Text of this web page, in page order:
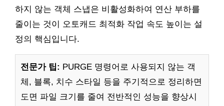
하지 않는 객체 스냅은 비활성화하여 연산 부하를
줄이는 것이 오토캐드 최적화 작업 속도 높이는 설
정의 핵심입니다.
전문가 팁: PURGE 명령어로 사용되지 않는 객
체, 블록, 치수 스타일 등을 주기적으로 정리하면
도면 파일 크기를 줄여 전반적인 성능을 향상시